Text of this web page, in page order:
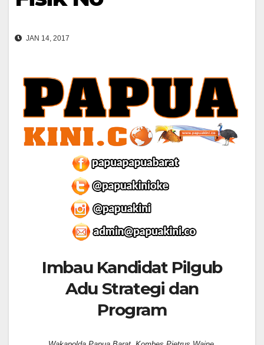
JAN 14, 2017
Imbau Kandidat Pilgub
Adu Strategi dan
Program